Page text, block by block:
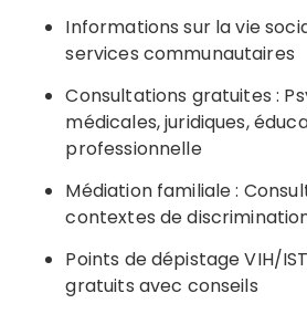
Informations sur la vie
services communautaires
Consultations gratuites :
médicales, juridiques,
professionnelle
Médiation familiale :
contextes de
Points de dépistage VIH/
gratuits avec conseils